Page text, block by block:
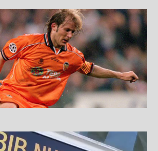
نمایشگر
ویدیو